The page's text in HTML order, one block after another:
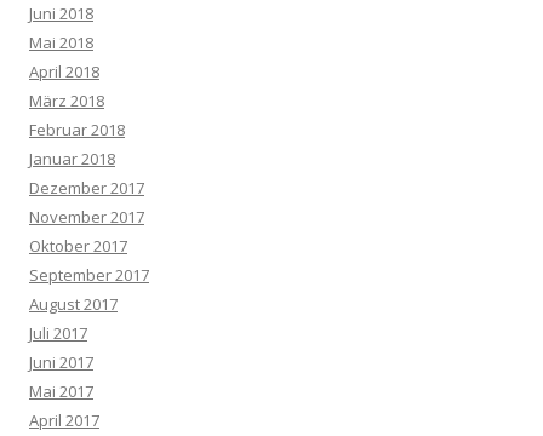
Juni 2018
Mai 2018
April 2018
März 2018
Februar 2018
Januar 2018
Dezember 2017
November 2017
Oktober 2017
September 2017
August 2017
Juli 2017
Juni 2017
Mai 2017
April 2017